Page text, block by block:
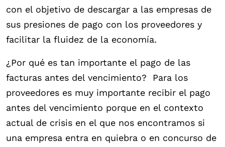
con el objetivo de descargar a las empresas de
sus presiones de pago con los proveedores y
facilitar la fluidez de la economía.
¿Por qué es tan importante el pago de las
facturas antes del vencimiento? Para los
proveedores es muy importante recibir el pago
antes del vencimiento porque en el contexto
actual de crisis en el que nos encontramos si
una empresa entra en quiebra o en concurso de